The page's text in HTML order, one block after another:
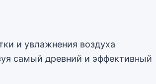
и увлажнения воздуха
самый древний и эффективный